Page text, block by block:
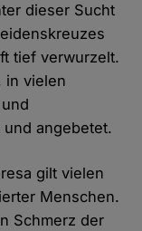
dieser Sucht
tief verwurzelt.
in vielen
angebetet.
gilt vielen
Menschen.
Schmerz der